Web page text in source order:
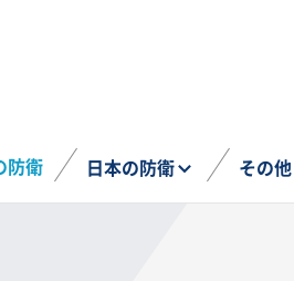
防衛 日本の防衛 その他